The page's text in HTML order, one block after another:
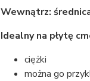
Wewnątrz:
Idealny na płytę
ciężki
można go